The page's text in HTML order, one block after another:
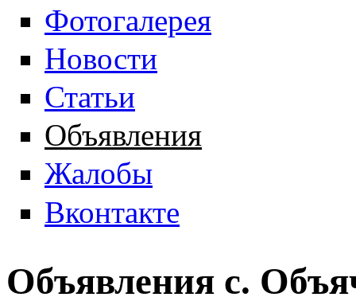
Фотогалерея
Новости
Статьи
Объявления
Жалобы
Вконтакте
Объявления с.